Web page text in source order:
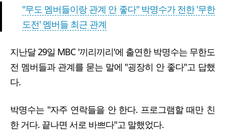
"무도 멤버들이랑 관계 안 좋다" 박명수가 전한 '무한
도전' 멤버들 최근 관계
지난달 29일 MBC '끼리끼리'에 출연한 박명수는 무한도
전 멤버들과 관계를 묻는 말에 "굉장히 안 좋다"고 답했
다.
박명수는 "자주 연락들을 안 한다. 프로그램할 때만 친
한 거다. 끝나면 서로 바쁘다"고 말했었다.